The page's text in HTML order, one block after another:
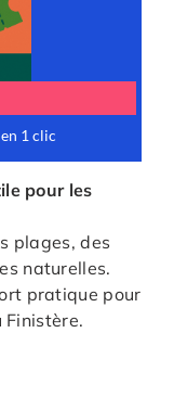
pour les
plages, des
naturelles.
pratique pour